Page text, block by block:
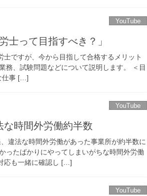
YouTube
士って目指すべき？」
ですが、今から目指して合格するメリット
務、試験問題などについて説明します。 ＜目
仕事 […]
YouTube
時間外労働約半数
違法な時間外労働があった事業所が約半数に
ったばかりにやってしまいがちな時間外労働
応も一緒に確認し […]
YouTube